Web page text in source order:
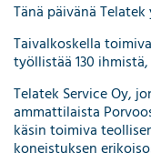
Tänä päivänä
Taivalkoskella
työllistää 130 ihmistä,
Telatek Service Oy,
ammattilaista
käsin toimiva
koneistuksen